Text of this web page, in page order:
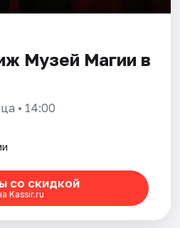
Музей Магии в
• 14:00
со скидкой
Kassir.ru